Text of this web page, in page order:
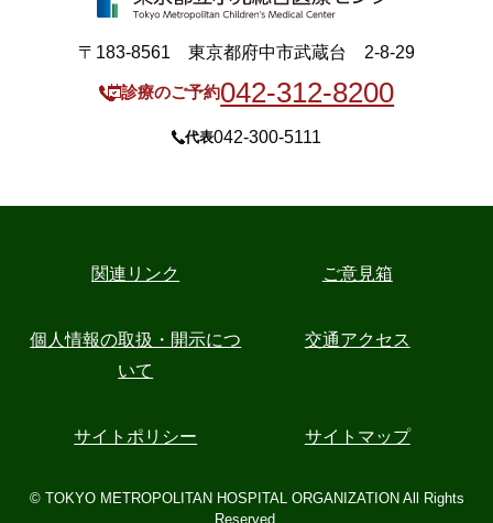
〒183-8561 東京都府中市武蔵台 2-8-29
診療のご予約042-312-8200
代表042-300-5111
関連リンク ご意見箱
個人情報の取扱・開示につ
いて
交通アクセス
サイトポリシー サイトマップ
© TOKYO METROPOLITAN HOSPITAL ORGANIZATION All Rights
Reserved.